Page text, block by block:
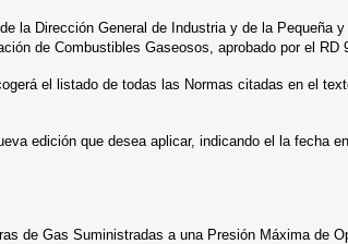
la Dirección General de Industria y de la
de Combustibles Gaseosos, aprobado por el RD
el listado de todas las Normas citadas en el
edición que desea aplicar, indicando el la fecha
de Gas Suministradas a una Presión Máxima de